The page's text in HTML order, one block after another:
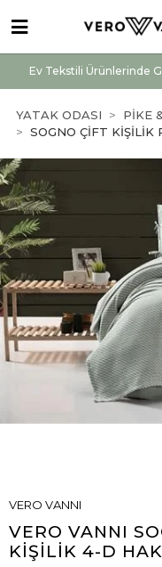
Ev Tekstili Ürünlerinde
YATAK ODASI
PİKE
SOGNO ÇİFT KİŞİLİK
VERO VANNI
VERO VANNI
KİŞİLİK 4-D